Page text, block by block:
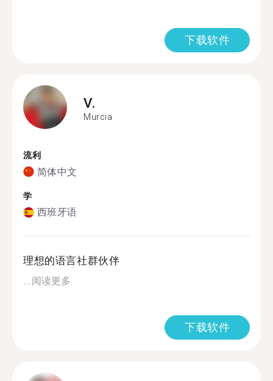
下载软件
V.
Murcia
流利
简体中文
学
西班牙语
理想的语言社群伙伴
...阅读更多
下载软件